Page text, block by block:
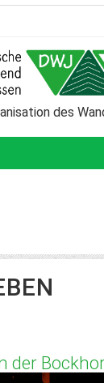
des
der